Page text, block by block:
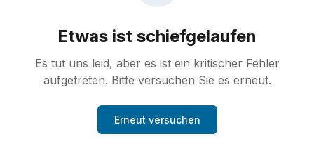
Etwas ist schiefgelaufen
Es tut uns leid, aber es ist ein kritischer Fehler
aufgetreten. Bitte versuchen Sie es erneut.
Erneut versuchen